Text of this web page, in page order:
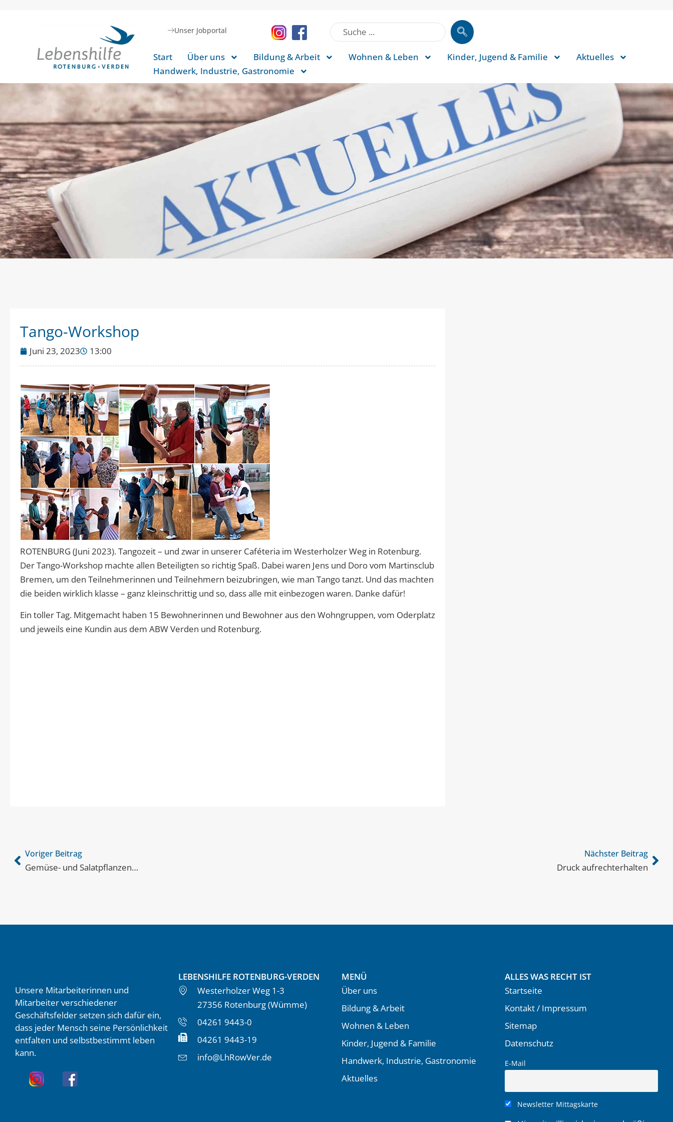
Unser Jobportal
Start Über uns Bildung & Arbeit Wohnen & Leben Kinder, Jugend & Familie
Aktuelles
Handwerk, Industrie, Gastronomie
Tango-Workshop
Juni 23, 2023 13:00
ROTENBURG (Juni 2023). Tangozeit – und zwar in unserer Caféteria im Westerholzer Weg in Rotenburg.
Der Tango-Workshop machte allen Beteiligten so richtig Spaß. Dabei waren Jens und Doro vom Martinsclub
Bremen, um den Teilnehmerinnen und Teilnehmern beizubringen, wie man Tango tanzt. Und das machten
die beiden wirklich klasse – ganz kleinschrittig und so, dass alle mit einbezogen waren. Danke dafür!
Ein toller Tag. Mitgemacht haben 15 Bewohnerinnen und Bewohner aus den Wohngruppen, vom Oderplatz
und jeweils eine Kundin aus dem ABW Verden und Rotenburg.
Voriger Beitrag
Gemüse- und Salatpflanzen…
Nächster Beitrag
Druck aufrechterhalten
Unsere Mitarbeiterinnen und
Mitarbeiter verschiedener
Geschäftsfelder setzen sich dafür ein,
dass jeder Mensch seine Persönlichkeit
entfalten und selbstbestimmt leben
kann.
LEBENSHILFE ROTENBURG-VERDEN
Westerholzer Weg 1-3
27356 Rotenburg (Wümme)
04261 9443-0
04261 9443-19
info@LhRowVer.de
MENÜ
Über uns
Bildung & Arbeit
Wohnen & Leben
Kinder, Jugend & Familie
Handwerk, Industrie, Gastronomie
Aktuelles
ALLES WAS RECHT IST
Startseite
Kontakt / Impressum
Sitemap
Datenschutz
E-Mail
Newsletter Mittagskarte